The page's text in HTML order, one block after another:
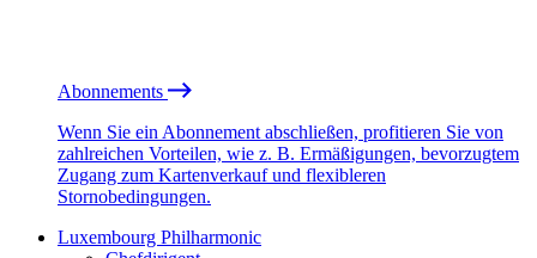
Abonnements
Wenn Sie ein Abonnement abschließen, profitieren Sie von
zahlreichen Vorteilen, wie z. B. Ermäßigungen, bevorzugtem
Zugang zum Kartenverkauf und flexibleren
Stornobedingungen.
Luxembourg Philharmonic